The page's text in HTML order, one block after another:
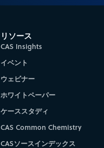
リソース
CAS Insights
イベント
ウェビナー
ホワイトペーパー
ケーススタディ
CAS Common Chemistry
CASソースインデックス